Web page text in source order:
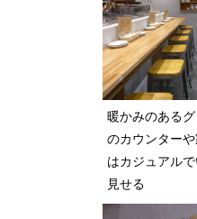
暖かみのある
のカウンター
はカジュアル
見せる